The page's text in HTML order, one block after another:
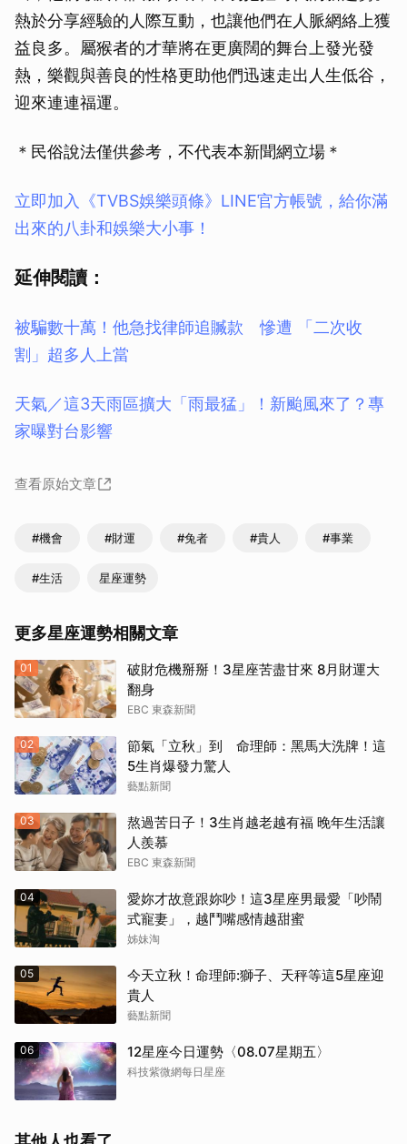
熱於分享經驗的人際互動，也讓他們在人脈網絡上獲
益良多。屬猴者的才華將在更廣闊的舞台上發光發
熱，樂觀與善良的性格更助他們迅速走出人生低谷，
迎來連連福運。
＊民俗說法僅供參考，不代表本新聞網立場＊
立即加入《TVBS娛樂頭條》LINE官方帳號，給你滿
出來的八卦和娛樂大小事！
延伸閱讀：
被騙數十萬！他急找律師追贓款 慘遭 「二次收
割」超多人上當
天氣／這3天雨區擴大「雨最猛」！新颱風來了？專
家曝對台影響
查看原始文章
#機會 #財運 #兔者 #貴人 #事業
#生活 星座運勢
更多星座運勢相關文章
01
破財危機掰掰！3星座苦盡甘來 8月財運大
翻身
EBC 東森新聞
02
節氣「立秋」到 命理師：黑馬大洗牌！這
5生肖爆發力驚人
藝點新聞
03
熬過苦日子！3生肖越老越有福 晚年生活讓
人羨慕
EBC 東森新聞
04
愛妳才故意跟妳吵！這3星座男最愛「吵鬧
式寵妻」，越鬥嘴感情越甜蜜
姊妹淘
05
今天立秋！命理師:獅子、天秤等這5星座迎
貴人
藝點新聞
06 12星座今日運勢〈08.07星期五〉
科技紫微網每日星座